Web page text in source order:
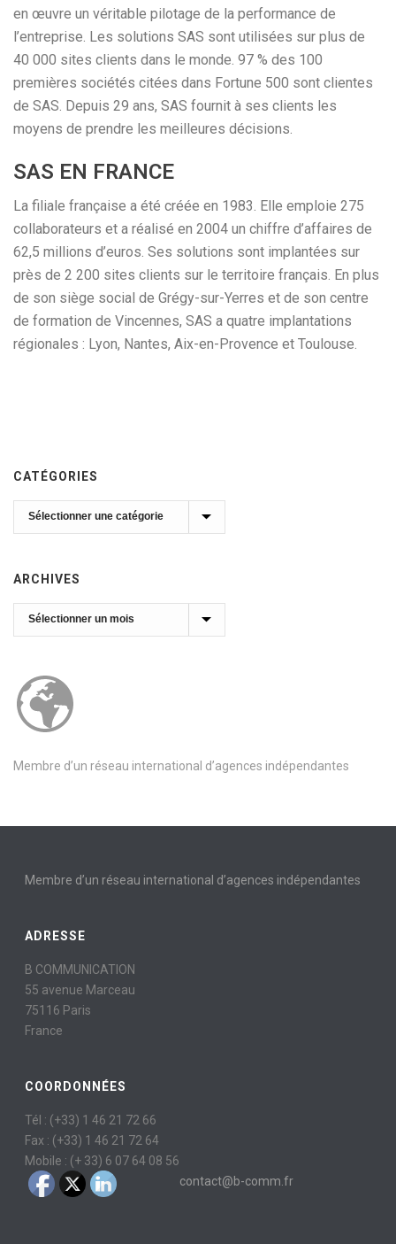
en œuvre un véritable pilotage de la performance de
l’entreprise. Les solutions SAS sont utilisées sur plus de
40 000 sites clients dans le monde. 97 % des 100
premières sociétés citées dans Fortune 500 sont clientes
de SAS. Depuis 29 ans, SAS fournit à ses clients les
moyens de prendre les meilleures décisions.
SAS EN FRANCE
La filiale française a été créée en 1983. Elle emploie 275
collaborateurs et a réalisé en 2004 un chiffre d’affaires de
62,5 millions d’euros. Ses solutions sont implantées sur
près de 2 200 sites clients sur le territoire français. En plus
de son siège social de Grégy-sur-Yerres et de son centre
de formation de Vincennes, SAS a quatre implantations
régionales : Lyon, Nantes, Aix-en-Provence et Toulouse.
CATÉGORIES
Catégories
ARCHIVES
Archives
Membre d’un réseau international d’agences indépendantes
Membre d’un réseau international d’agences indépendantes
ADRESSE
B COMMUNICATION
55 avenue Marceau
75116 Paris
France
COORDONNÉES
Tél : (+33) 1 46 21 72 66
Fax : (+33) 1 46 21 72 64
Mobile : (+ 33) 6 07 64 08 56
contact@b-comm.fr